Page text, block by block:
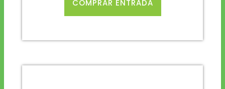
COMPRAR ENTRADA